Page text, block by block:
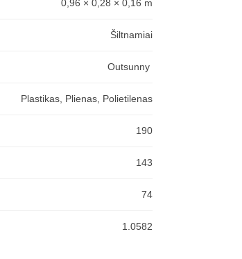
0,96 × 0,28 × 0,16 m
Šiltnamiai
Outsunny
Plastikas, Plienas, Polietilenas
190
143
74
1.0582